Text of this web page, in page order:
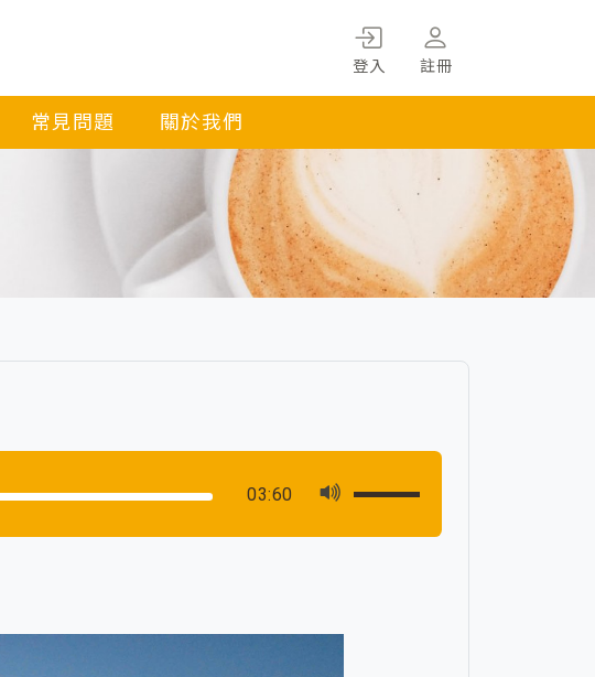
登入 註冊
常見問題 關於我們
03:60